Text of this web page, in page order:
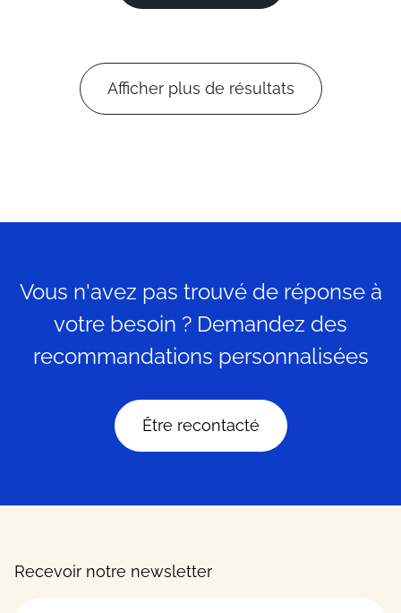
Afficher plus de résultats
Vous n'avez pas trouvé de réponse à
votre besoin ? Demandez des
recommandations personnalisées
Être recontacté
Recevoir notre newsletter